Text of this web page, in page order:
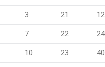
3 21 12
7 22 24
10 23 40